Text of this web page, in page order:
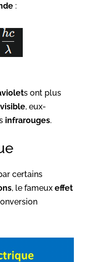
:
s ont plus
visible, eux-
infrarouges.
certains
, le fameux effet